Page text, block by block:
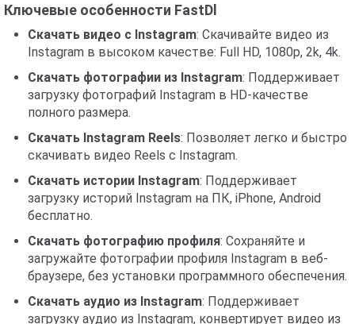
Ключевые особенности FastDl
Скачать видео с Instagram: Скачивайте видео из
Instagram в высоком качестве: Full HD, 1080p, 2k, 4k.
Скачать фотографии из Instagram: Поддерживает
загрузку фотографий Instagram в HD-качестве
полного размера.
Скачать Instagram Reels: Позволяет легко и быстро
скачивать видео Reels с Instagram.
Скачать истории Instagram: Поддерживает
загрузку историй Instagram на ПК, iPhone, Android
бесплатно.
Скачать фотографию профиля: Сохраняйте и
загружайте фотографии профиля Instagram в веб-
браузере, без установки программного обеспечения.
Скачать аудио из Instagram: Поддерживает
загрузку аудио из Instagram, конвертирует видео из